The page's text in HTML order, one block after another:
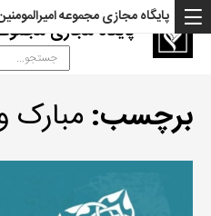
پایگاه مجازی
پایگاه مجازی مجموعه
برچسب: مبارک